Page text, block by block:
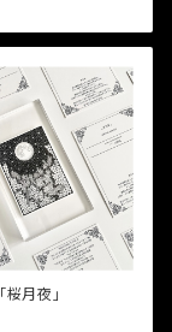
ステッカー 「桜月夜」